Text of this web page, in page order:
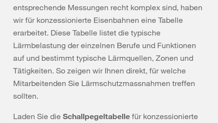
entsprechende Messungen recht komplex sind, haben
wir für konzessionierte Eisenbahnen eine Tabelle
erarbeitet. Diese Tabelle listet die typische
Lärmbelastung der einzelnen Berufe und Funktionen
auf und bestimmt typische Lärmquellen, Zonen und
Tätigkeiten. So zeigen wir Ihnen direkt, für welche
Mitarbeitenden Sie Lärmschutzmassnahmen treffen
sollten.
Laden Sie die Schallpegeltabelle für konzessionierte